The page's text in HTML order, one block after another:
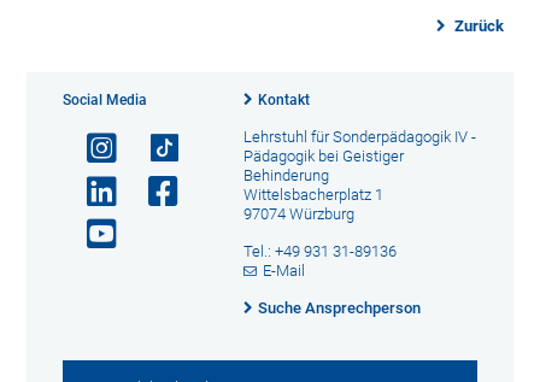
Zurück
Social Media Kontakt
Lehrstuhl für Sonderpädagogik IV -
Pädagogik bei Geistiger
Behinderung
Wittelsbacherplatz 1
97074 Würzburg
Tel.: +49 931 31-89136
E-Mail
Suche Ansprechperson